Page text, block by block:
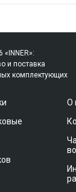
«INNER»:
и поставка
комплектующих
О